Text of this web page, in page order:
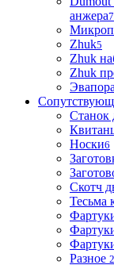
анжера7
Zhuk5
Zhuk
Zhuk
Станок
Носки6
Скотч
Тесьма
Разное 2